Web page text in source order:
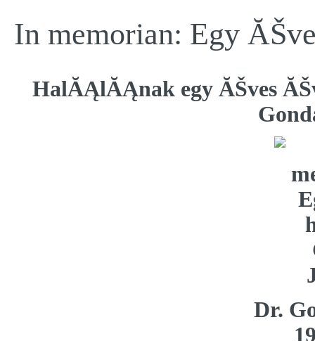
In memorian: Egy
HalĂĄlĂĄnak egy ĂŠves
Dr.